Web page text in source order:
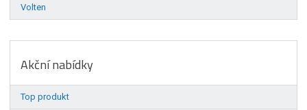
Volten
Akční nabídky
Top produkt